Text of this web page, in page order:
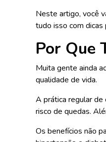
Neste artigo, você
tudo isso com dicas
Por Que
Muita gente ainda
qualidade de vida.
A prática regular de
risco de quedas.
Os benefícios não